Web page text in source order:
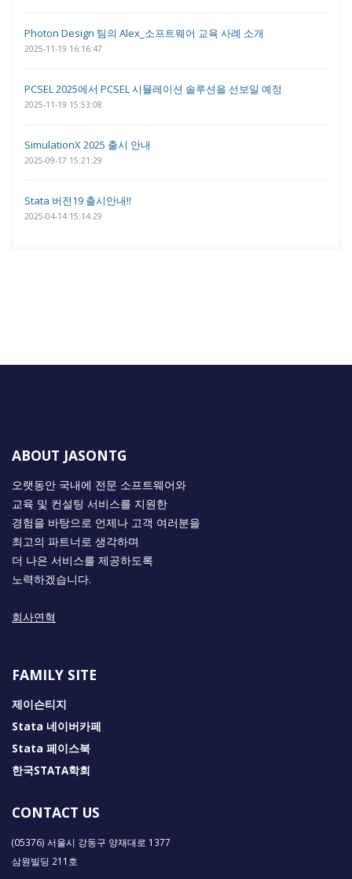
Photon Design 팀의 Alex_소프트웨어 교육 사례 소개
2025-11-19 16:16:47
PCSEL 2025에서 PCSEL 시뮬레이션 솔루션을 선보일 예정
2025-11-19 15:53:08
SimulationX 2025 출시 안내
2025-09-17 15:21:29
Stata 버전19 출시안내!!
2025-04-14 15:14:29
ABOUT JASONTG
오랫동안 국내에 전문 소프트웨어와
교육 및 컨설팅 서비스를 지원한
경험을 바탕으로 언제나 고객 여러분을
최고의 파트너로 생각하며
더 나은 서비스를 제공하도록
노력하겠습니다.
회사연혁
FAMILY SITE
제이슨티지
Stata 네이버카페
Stata 페이스북
한국STATA학회
CONTACT US
(05376) 서울시 강동구 양재대로 1377
삼원빌딩 211호